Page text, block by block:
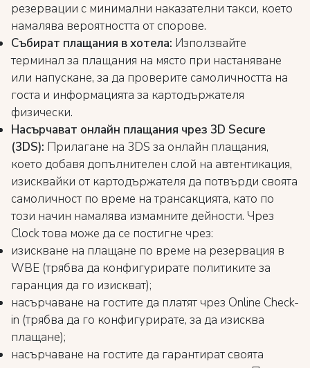
резервации с минимални наказателни такси, което
намалява вероятността от спорове.
Събират плащания в хотела: Използвайте
терминал за плащания на място при настаняване
или напускане, за да проверите самоличността на
госта и информацията за картодържателя
физически.
Насърчават онлайн плащания чрез 3D Secure
(3DS): Прилагане на 3DS за онлайн плащания,
което добавя допълнителен слой на автентикация,
изисквайки от картодържателя да потвърди своята
самоличност по време на трансакцията, като по
този начин намалява измамните дейности. Чрез
Clock това може да се постигне чрез:
изискване на плащане по време на резервация в
WBE (трябва да конфигурирате политиките за
гаранция да го изискват);
насърчаване на гостите да платят чрез Online Check-
in (трябва да го конфигурирате, за да изисква
плащане);
насърчаване на гостите да гарантират своята